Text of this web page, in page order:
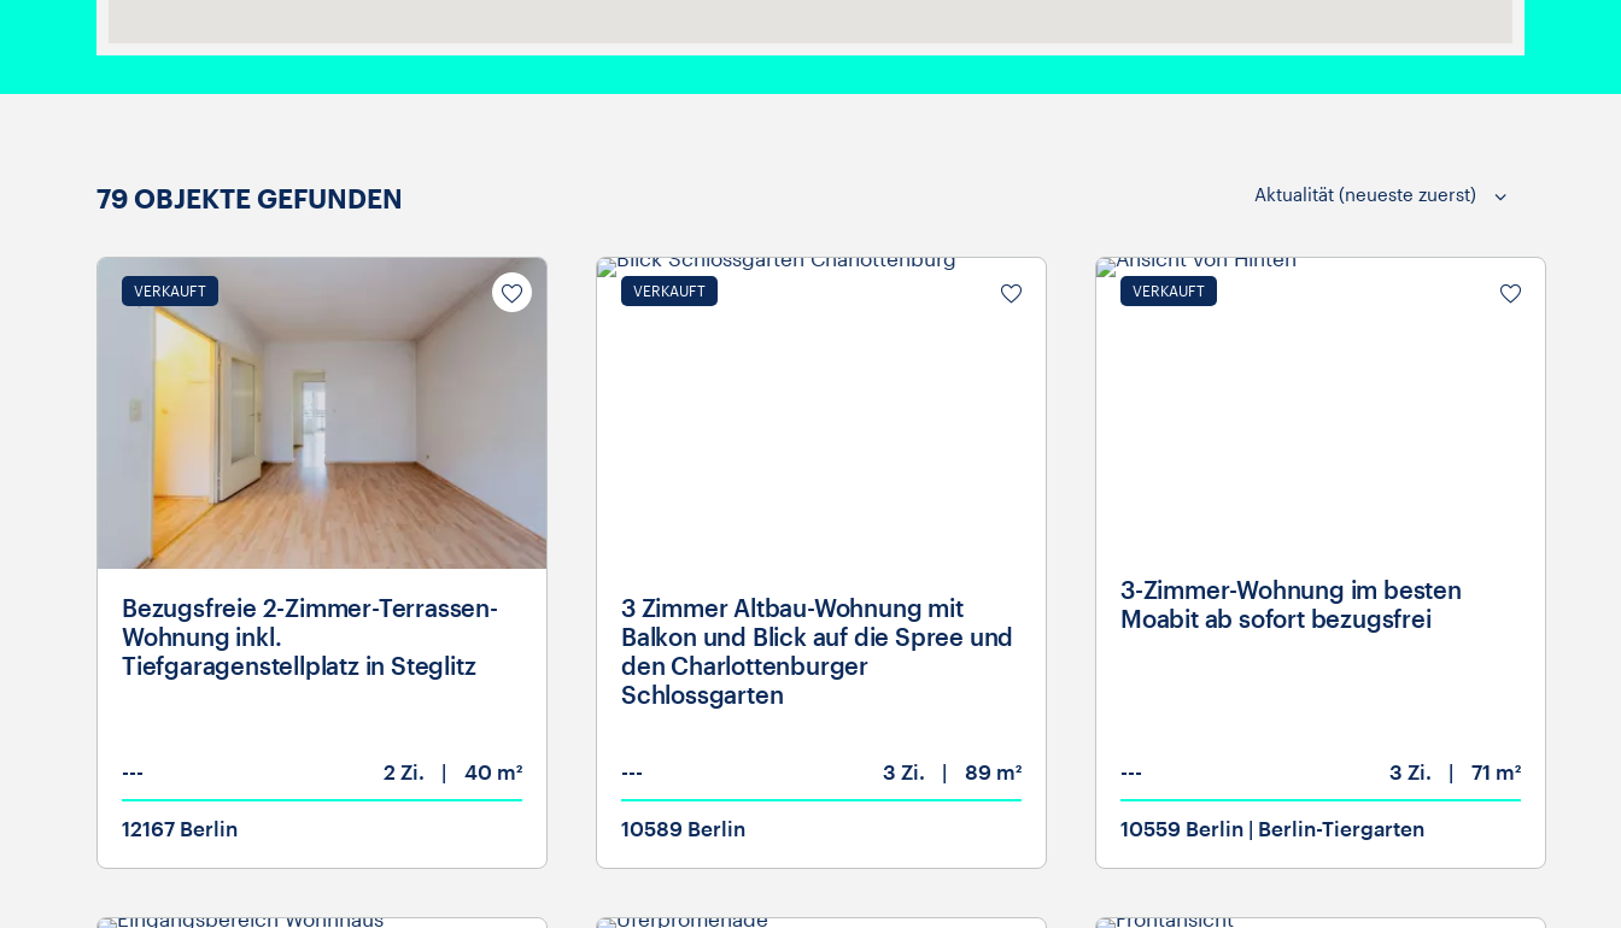
79 OBJEKTE GEFUNDEN
VERKAUFT
Bezugsfreie 2-Zimmer-Terrassen-
Wohnung inkl.
Tiefgaragenstellplatz in Steglitz
--- 2 Zi. 40 m²
12167 Berlin
VERKAUFT
3 Zimmer Altbau-Wohnung mit
Balkon und Blick auf die Spree und
den Charlottenburger
Schlossgarten
--- 3 Zi. 89 m²
10589 Berlin
VERKAUFT
3-Zimmer-Wohnung im besten
Moabit ab sofort bezugsfrei
--- 3 Zi. 71 m²
10559 Berlin | Berlin-Tiergarten